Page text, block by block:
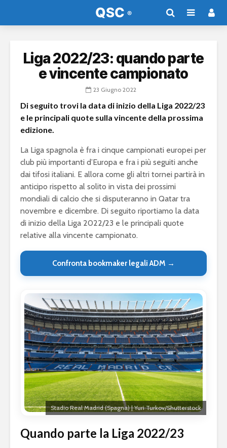
Liga 2022/23: quando parte
e vincente campionato
23 Giugno 2022
Di seguito trovi la data di inizio della Liga 2022/23
e le principali quote sulla vincente della prossima
edizione.
La Liga spagnola è fra i cinque campionati europei per
club più importanti d’Europa e fra i più seguiti anche
dai tifosi italiani. E allora come gli altri tornei partirà in
anticipo rispetto al solito in vista dei prossimi
mondiali di calcio che si disputeranno in Qatar tra
novembre e dicembre. Di seguito riportiamo la data
di inizio della Liga 2022/23 e le principali quote
relative alla vincente campionato.
Confronta bookmaker legali ADM →
Stadio Real Madrid (Spagna) | Yuri Turkov/Shutterstock
Quando parte la Liga 2022/23